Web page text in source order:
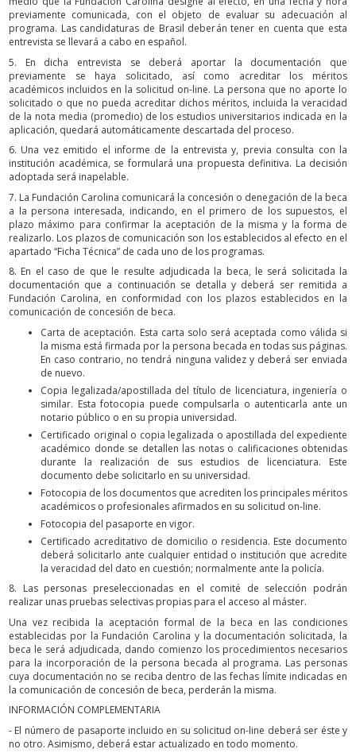
previamente comunicada, con el objeto de evaluar su adecuación al
programa. Las candidaturas de Brasil deberán tener en cuenta que esta
entrevista se llevará a cabo en español.
5. En dicha entrevista se deberá aportar la documentación que
previamente se haya solicitado, así como acreditar los méritos
académicos incluidos en la solicitud on-line. La persona que no aporte lo
solicitado o que no pueda acreditar dichos méritos, incluida la veracidad
de la nota media (promedio) de los estudios universitarios indicada en la
aplicación, quedará automáticamente descartada del proceso.
6. Una vez emitido el informe de la entrevista y, previa consulta con la
institución académica, se formulará una propuesta definitiva. La decisión
adoptada será inapelable.
7. La Fundación Carolina comunicará la concesión o denegación de la beca
a la persona interesada, indicando, en el primero de los supuestos, el
plazo máximo para confirmar la aceptación de la misma y la forma de
realizarlo. Los plazos de comunicación son los establecidos al efecto en el
apartado “Ficha Técnica” de cada uno de los programas.
8. En el caso de que le resulte adjudicada la beca, le será solicitada la
documentación que a continuación se detalla y deberá ser remitida a
Fundación Carolina, en conformidad con los plazos establecidos en la
comunicación de concesión de beca.
Carta de aceptación. Esta carta solo será aceptada como válida si
la misma está firmada por la persona becada en todas sus páginas.
En caso contrario, no tendrá ninguna validez y deberá ser enviada
de nuevo.
Copia legalizada/apostillada del título de licenciatura, ingeniería o
similar. Esta fotocopia puede compulsarla o autenticarla ante un
notario público o en su propia universidad.
Certificado original o copia legalizada o apostillada del expediente
académico donde se detallen las notas o calificaciones obtenidas
durante la realización de sus estudios de licenciatura. Este
documento debe solicitarlo en su universidad.
Fotocopia de los documentos que acrediten los principales méritos
académicos o profesionales afirmados en su solicitud on-line.
Fotocopia del pasaporte en vigor.
Certificado acreditativo de domicilio o residencia. Este documento
deberá solicitarlo ante cualquier entidad o institución que acredite
la veracidad del dato en cuestión; normalmente ante la policía.
8. Las personas preseleccionadas en el comité de selección podrán
realizar unas pruebas selectivas propias para el acceso al máster.
Una vez recibida la aceptación formal de la beca en las condiciones
establecidas por la Fundación Carolina y la documentación solicitada, la
beca le será adjudicada, dando comienzo los procedimientos necesarios
para la incorporación de la persona becada al programa. Las personas
cuya documentación no se reciba dentro de las fechas límite indicadas en
la comunicación de concesión de beca, perderán la misma.
INFORMACIÓN COMPLEMENTARIA
- El número de pasaporte incluido en su solicitud on-line deberá ser éste y
no otro. Asimismo, deberá estar actualizado en todo momento.